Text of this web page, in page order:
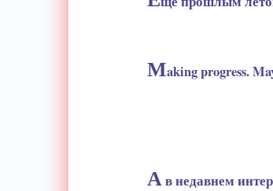
Making progress.
Ав недавнем